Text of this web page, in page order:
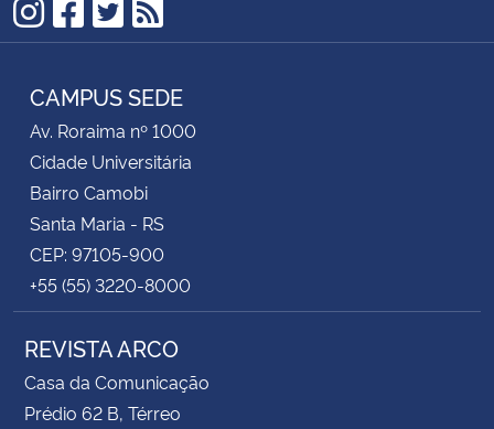
Instagram
Facebook
Twitter
RSS
CAMPUS SEDE
Av. Roraima nº 1000
Cidade Universitária
Bairro Camobi
Santa Maria - RS
CEP: 97105-900
+55 (55) 3220-8000
REVISTA ARCO
Casa da Comunicação
Prédio 62 B, Térreo